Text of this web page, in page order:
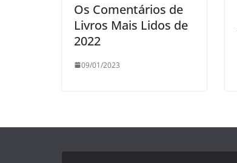
Os Comentários de
Livros Mais Lidos de
2022
09/01/2023